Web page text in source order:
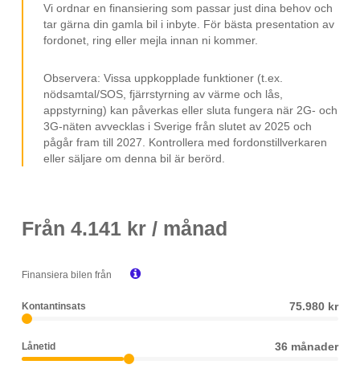
Apple CarPlay
Android Auto
Digitalradio DAB
Parkeringssensorer
Elspeglar
Elhissar
12 V Uttag
Leasebar Till Företag
Vi ordnar en finansiering som passar just dina behov och
tar gärna din gamla bil i inbyte. För bästa presentation av
fordonet, ring eller mejla innan ni kommer.
Observera: Vissa uppkopplade funktioner (t.ex.
nödsamtal/SOS, fjärrstyrning av värme och lås,
appstyrning) kan påverkas eller sluta fungera när 2G- och
3G-näten avvecklas i Sverige från slutet av 2025 och
pågår fram till 2027. Kontrollera med fordonstillverkaren
eller säljare om denna bil är berörd.
Från 4.141kr / månad
Finansiera bilen från 
Kontantinsats 75.980 kr
Lånetid 36 månader